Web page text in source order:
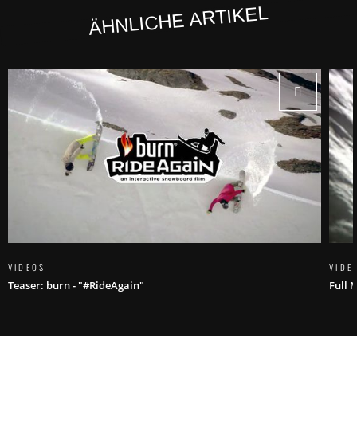
ÄHNLICHE ARTIKEL
VIDEOS
Teaser: burn - "#RideAgain" Full